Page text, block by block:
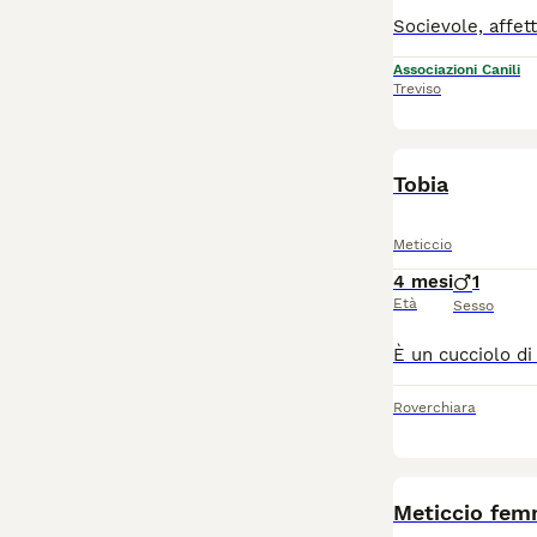
Associazioni Canili
Treviso
Tobia
Meticcio
4 mesi
Età
1
Sesso
Roverchiara
Meticcio